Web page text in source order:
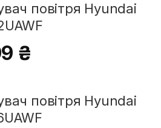
повітря Hyundai
₴
повітря Hyundai